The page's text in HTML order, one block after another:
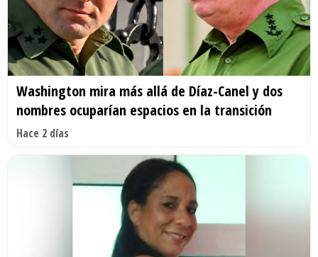
Washington mira más allá de Díaz-Canel y dos
nombres ocuparían espacios en la transición
Hace 2 días